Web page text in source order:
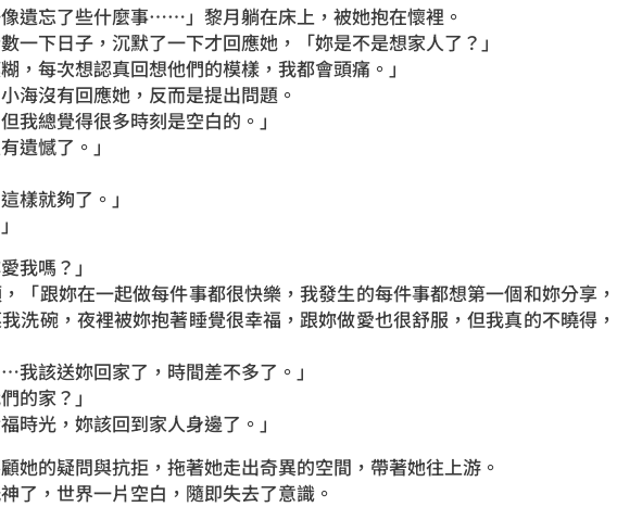
忘了些什麼事……」黎月躺在床上，被她抱在懷裡。
一下日子，沉默了一下才回應她，「妳是不是想家人了？」
，每次想認真回想他們的模樣，我都會頭痛。」
海沒有回應她，反而是提出問題。
我總覺得很多時刻是空白的。」
遺憾了。」
樣就夠了。」
我嗎？」
「跟妳在一起做每件事都很快樂，我發生的每件事都想第一個和妳分享，
洗碗，夜裡被妳抱著睡覺很幸福，跟妳做愛也很舒服，但我真的不曉得，
我該送妳回家了，時間差不多了。」
的家？」
時光，妳該回到家人身邊了。」
她的疑問與抗拒，拖著她走出奇異的空間，帶著她往上游。
了，世界一片空白，隨即失去了意識。